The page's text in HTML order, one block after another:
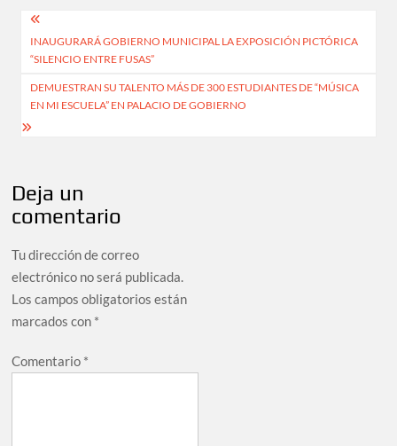
INAUGURARÁ GOBIERNO MUNICIPAL LA EXPOSICIÓN PICTÓRICA
“SILENCIO ENTRE FUSAS”
DEMUESTRAN SU TALENTO MÁS DE 300 ESTUDIANTES DE “MÚSICA
EN MI ESCUELA” EN PALACIO DE GOBIERNO
Deja un
comentario
Tu dirección de correo
electrónico no será publicada.
Los campos obligatorios están
marcados con *
Comentario *